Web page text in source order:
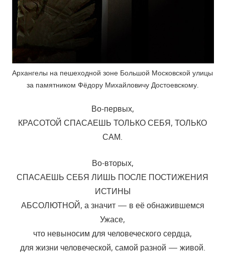
Архангелы на пешеходной зоне Большой Московской улицы
за памятником Фёдору Михайловичу Достоевскому.
Во-первых,
КРАСОТОЙ СПАСАЕШЬ ТОЛЬКО СЕБЯ, ТОЛЬКО
САМ.
Во-вторых,
СПАСАЕШЬ СЕБЯ ЛИШЬ ПОСЛЕ ПОСТИЖЕНИЯ
ИСТИНЫ
АБСОЛЮТНОЙ, а значит — в её обнажившемся
Ужасе,
что невыносим для человеческого сердца,
для жизни человеческой, самой разной — живой.